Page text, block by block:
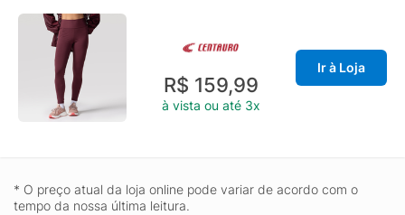
R$ 159,99
à vista ou até 3x
Ir à Loja
* O preço atual da loja online pode variar de acordo com o
tempo da nossa última leitura.